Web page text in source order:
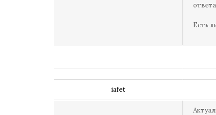
Есть
iafet